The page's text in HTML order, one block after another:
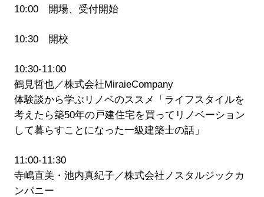
10:00 開場、受付開始
10:30 開校
10:30-11:00
鶴見哲也／株式会社MiraieCompany
体験談から学ぶリノベのススメ「ライフスタイルを
考えたら築50年の戸建住宅を買ってリノベーション
して暮らすことになった一級建築士の話」
11:00-11:30
寺嶋直美・池内真紀子／株式会社ノスタルジックカ
ンパニー